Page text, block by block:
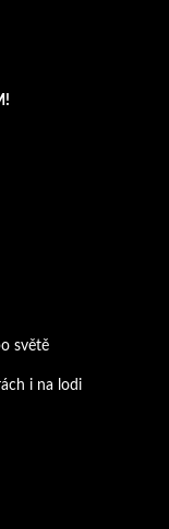
světě
i na lodi